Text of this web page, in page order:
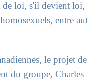
loi, s'il devient loi,
entre
le projet
du groupe,